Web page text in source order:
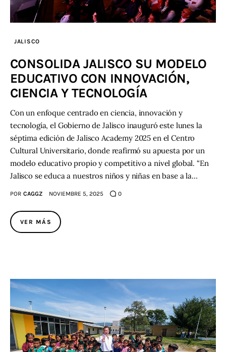
JALISCO
CONSOLIDA JALISCO SU MODELO
EDUCATIVO CON INNOVACIÓN,
CIENCIA Y TECNOLOGÍA
Con un enfoque centrado en ciencia, innovación y
tecnología, el Gobierno de Jalisco inauguró este lunes la
séptima edición de Jalisco Academy 2025 en el Centro
Cultural Universitario, donde reafirmó su apuesta por un
modelo educativo propio y competitivo a nivel global. “En
Jalisco se educa a nuestros niños y niñas en base a la…
POR CAGGZ NOVIEMBRE 5, 2025 0
VER MÁS